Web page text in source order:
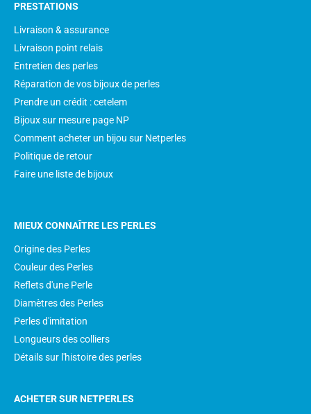
PRESTATIONS
Livraison & assurance
Livraison point relais
Entretien des perles
Réparation de vos bijoux de perles
Prendre un crédit : cetelem
Bijoux sur mesure page NP
Comment acheter un bijou sur Netperles
Politique de retour
Faire une liste de bijoux
MIEUX CONNAÎTRE LES PERLES
Origine des Perles
Couleur des Perles
Reflets d'une Perle
Diamètres des Perles
Perles d'imitation
Longueurs des colliers
Détails sur l'histoire des perles
ACHETER SUR NETPERLES